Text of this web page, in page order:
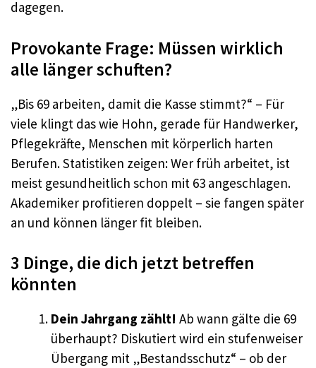
dagegen.
Provokante Frage: Müssen wirklich
alle länger schuften?
„Bis 69 arbeiten, damit die Kasse stimmt?“ – Für
viele klingt das wie Hohn, gerade für Handwerker,
Pflegekräfte, Menschen mit körperlich harten
Berufen. Statistiken zeigen: Wer früh arbeitet, ist
meist gesundheitlich schon mit 63 angeschlagen.
Akademiker profitieren doppelt – sie fangen später
an und können länger fit bleiben.
3 Dinge, die dich jetzt betreffen
könnten
Dein Jahrgang zählt! Ab wann gälte die 69
überhaupt? Diskutiert wird ein stufenweiser
Übergang mit „Bestandsschutz“ – ob der